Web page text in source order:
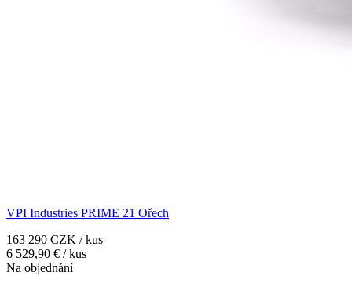
VPI Industries PRIME 21 Ořech
163 290 CZK / kus
6 529,90 € / kus
Na objednání